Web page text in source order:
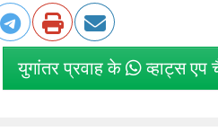
युगांतर प्रवाह के व्हाट्स